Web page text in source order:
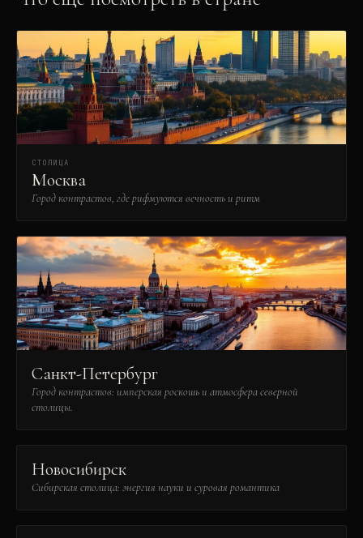
СТОЛИЦА
Москва
Город контрастов, где рифмуются вечность и ритм
Санкт-Петербург
Город контрастов: имперская роскошь и атмосфера северной
столицы.
Новосибирск
Сибирская столица: энергия науки и суровая романтика